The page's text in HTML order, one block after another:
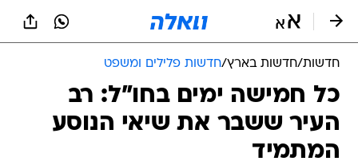
חדשות/חדשות בארץ/חדשות פלילים ומשפט
כל חמישה ימים בחו"ל: רב
העיר ששבר את שיאי הנוסע
המתמיד